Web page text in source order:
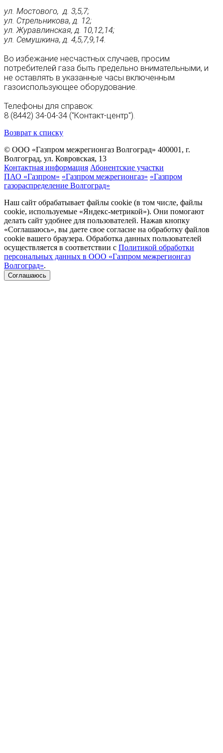
ул. Мостового, д. 3,5,7;
ул. Стрельникова, д. 12;
ул. Журавлинская, д. 10,12,14;
ул. Семушкина, д. 4,5,7,9,14.
Во избежание несчастных случаев, просим
потребителей газа быть предельно внимательными, и
не оставлять в указанные часы включенным
газоиспользующее оборудование.
Телефоны для справок:
8 (8442) 34-04-34 ("Контакт-центр").
Возврат к списку
© ООО «Газпром межрегионгаз Волгоград» 400001, г.
Волгоград, ул. Ковровская, 13
Контактная информация Абонентские участки
ПАО «Газпром» «Газпром межрегионгаз» «Газпром
газораспределение Волгоград»
Наш сайт обрабатывает файлы cookie (в том числе, файлы
cookie, используемые «Яндекс-метрикой»). Они помогают
делать сайт удобнее для пользователей. Нажав кнопку
«Соглашаюсь», вы даете свое согласие на обработку файлов
cookie вашего браузера. Обработка данных пользователей
осуществляется в соответствии с Политикой обработки
персональных данных в ООО «Газпром межрегионгаз
Волгоград».
Соглашаюсь